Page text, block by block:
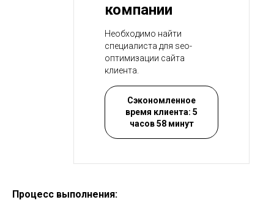
компании
Необходимо найти
специалиста для seo-
оптимизации сайта
клиента.
Сэкономленное
время клиента: 5
часов 58 минут
Процесс выполнения: